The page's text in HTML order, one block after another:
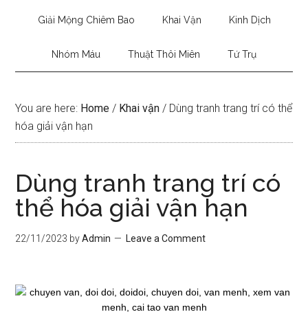
Giải Mộng Chiêm Bao Khai Vận Kinh Dịch
Nhóm Máu Thuật Thôi Miên Tứ Trụ
You are here: Home / Khai vận / Dùng tranh trang trí có thể
hóa giải vận hạn
Dùng tranh trang trí có
thể hóa giải vận hạn
22/11/2023 byAdmin Leave a Comment